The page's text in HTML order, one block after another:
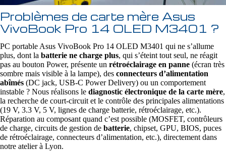
Problèmes de carte mère Asus
VivoBook Pro 14 OLED M3401 ?
PC portable Asus VivoBook Pro 14 OLED M3401 qui ne s’allume
plus, dont la batterie ne charge plus, qui s’éteint tout seul, ne réagit
pas au bouton Power, présente un rétroéclairage en panne (écran très
sombre mais visible à la lampe), des connecteurs d’alimentation
abîmés (DC jack, USB‑C Power Delivery) ou un comportement
instable ? Nous réalisons le diagnostic électronique de la carte mère,
la recherche de court‑circuit et le contrôle des principales alimentations
(19 V, 3.3 V, 5 V, lignes de charge batterie, rétroéclairage, etc.).
Réparation au composant quand c’est possible (MOSFET, contrôleurs
de charge, circuits de gestion de batterie, chipset, GPU, BIOS, puces
de rétroéclairage, connecteurs d’alimentation, etc.), directement dans
notre atelier à Lyon.